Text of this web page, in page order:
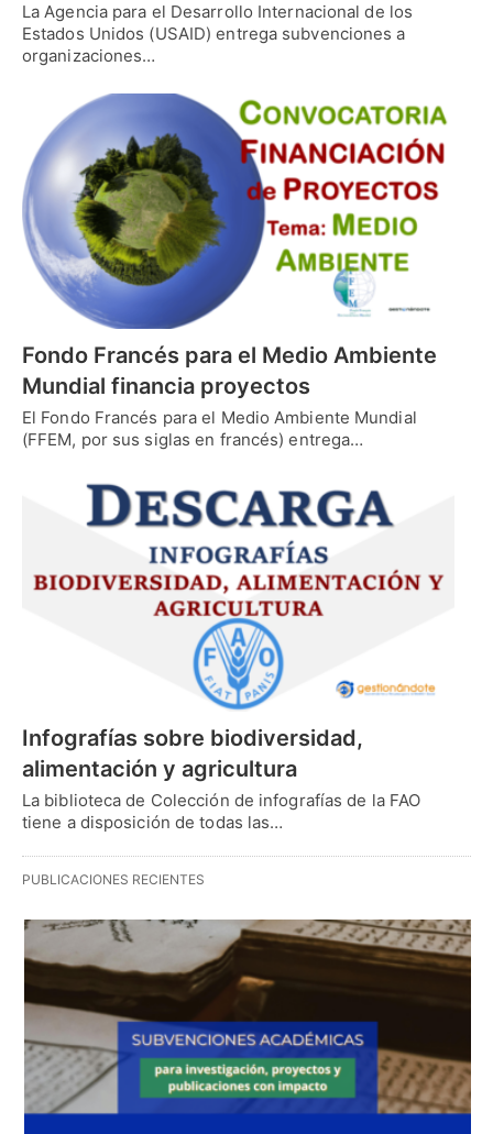
La Agencia para el Desarrollo Internacional de los
Estados Unidos (USAID) entrega subvenciones a
organizaciones…
Fondo Francés para el Medio Ambiente
Mundial financia proyectos
El Fondo Francés para el Medio Ambiente Mundial
(FFEM, por sus siglas en francés) entrega…
Infografías sobre biodiversidad,
alimentación y agricultura
La biblioteca de Colección de infografías de la FAO
tiene a disposición de todas las…
PUBLICACIONES RECIENTES